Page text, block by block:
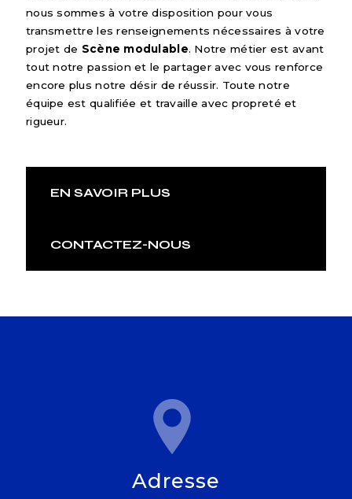
nous sommes à votre disposition pour vous
transmettre les renseignements nécessaires à votre
projet de Scène modulable. Notre métier est avant
tout notre passion et le partager avec vous renforce
encore plus notre désir de réussir. Toute notre
équipe est qualifiée et travaille avec propreté et
rigueur.
EN SAVOIR PLUS
CONTACTEZ-NOUS
Adresse